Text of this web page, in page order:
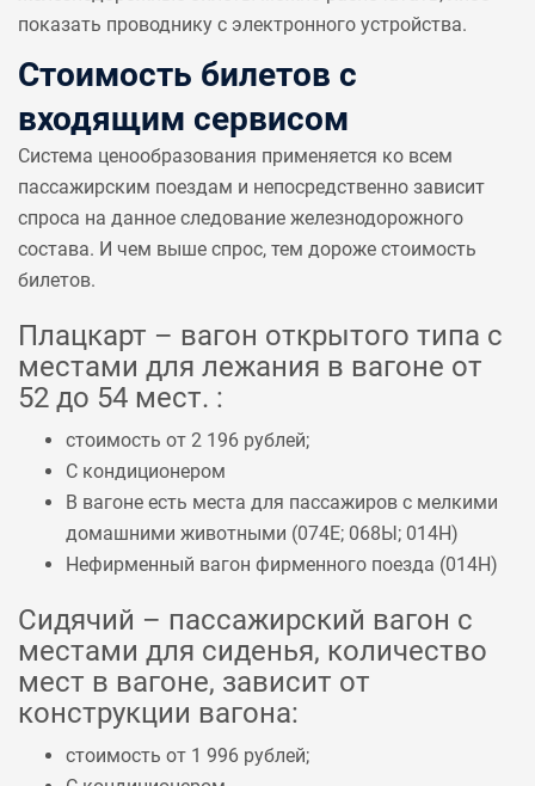
показать проводнику с электронного устройства.
Стоимость билетов с
входящим сервисом
Система ценообразования применяется ко всем
пассажирским поездам и непосредственно зависит
спроса на данное следование железнодорожного
состава. И чем выше спрос, тем дороже стоимость
билетов.
Плацкарт – вагон открытого типа с
местами для лежания в вагоне от
52 до 54 мест. :
стоимость от 2 196 рублей;
С кондиционером
В вагоне есть места для пассажиров с мелкими
домашними животными (074Е; 068Ы; 014Н)
Нефирменный вагон фирменного поезда (014Н)
Сидячий – пассажирский вагон с
местами для сиденья, количество
мест в вагоне, зависит от
конструкции вагона:
стоимость от 1 996 рублей;